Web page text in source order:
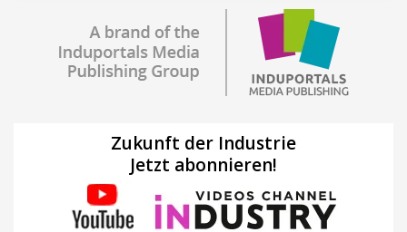
Zukunft der Industrie
Jetzt abonnieren!